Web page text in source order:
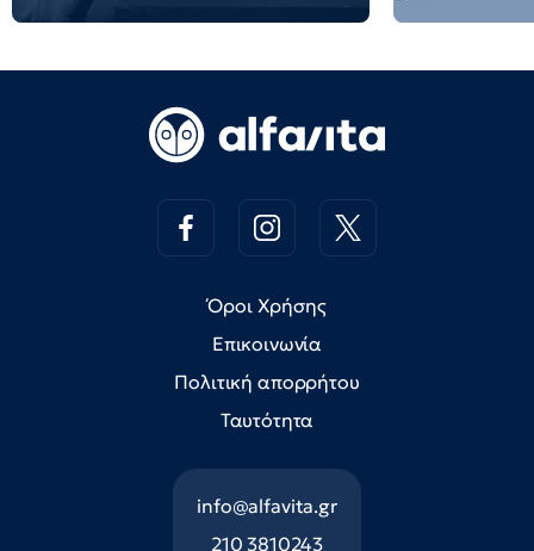
Όροι Χρήσης
Επικοινωνία
Πολιτική απορρήτου
Ταυτότητα
info@alfavita.gr
210 3810243